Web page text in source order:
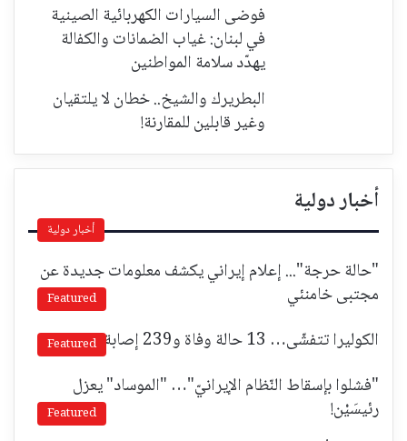
فوضى السيارات الكهربائية الصينية
في لبنان: غياب الضمانات والكفالة
يهدّد سلامة المواطنين
البطريرك والشيخ.. خطان لا يلتقيان
وغير قابلين للمقارنة!
أخبار دولية
أخبار دولية
"حالة حرجة"... إعلام إيراني يكشف معلومات جديدة عن
مجتبى خامنئي
Featured
الكوليرا تتفشّى… 13 حالة وفاة و239 إصابة! Featured
"فشلوا بإسقاط النّظام الإيرانيّ"… "الموساد" يعزل
رئيسَيْن!
Featured